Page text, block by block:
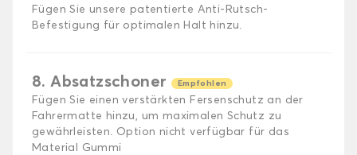
Fügen Sie unsere patentierte Anti-Rutsch-
Befestigung für optimalen Halt hinzu.
8. Absatzschoner Empfohlen
Fügen Sie einen verstärkten Fersenschutz an der
Fahrermatte hinzu, um maximalen Schutz zu
gewährleisten. Option nicht verfügbar für das
Material Gummi